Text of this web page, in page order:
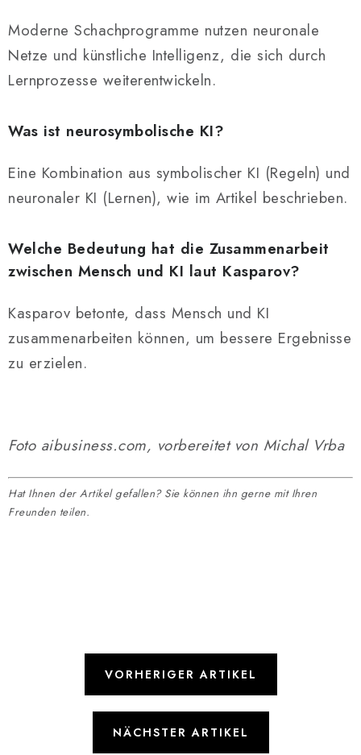
Moderne Schachprogramme nutzen neuronale
Netze und künstliche Intelligenz, die sich durch
Lernprozesse weiterentwickeln.
Was ist neurosymbolische KI?
Eine Kombination aus symbolischer KI (Regeln) und
neuronaler KI (Lernen), wie im Artikel beschrieben.
Welche Bedeutung hat die Zusammenarbeit
zwischen Mensch und KI laut Kasparov?
Kasparov betonte, dass Mensch und KI
zusammenarbeiten können, um bessere Ergebnisse
zu erzielen.
Foto aibusiness.com, vorbereitet von Michal Vrba
Hat Ihnen der Artikel gefallen? Sie können ihn gerne mit Ihren
Freunden teilen.
VORHERIGER ARTIKEL
NÄCHSTER ARTIKEL